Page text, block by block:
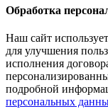
Обработка
Наш сайт
для улучшения
исполнения
подробной
персональных